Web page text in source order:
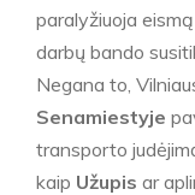
paralyžiuoja
darbų bando
Negana to,
Senamiestyje
transporto
kaip Užupis ar